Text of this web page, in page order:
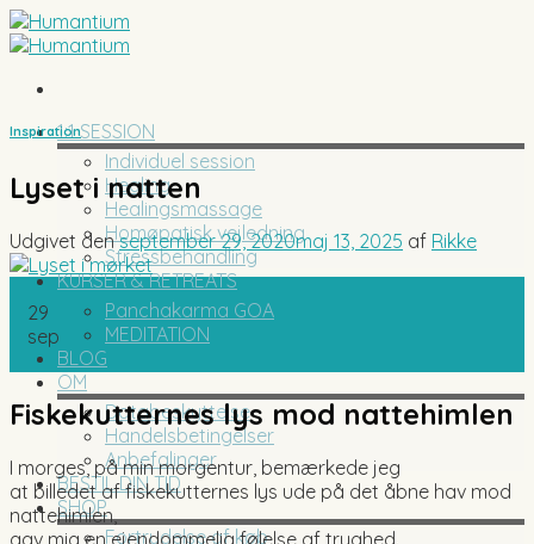
Skip
to
1:1 SESSION
Individuel session
Healing
Healingsmassage
Homøpatisk vejledning
Stressbehandling
KURSER & RETREATS
Panchakarma GOA
MEDITATION
BLOG
OM
Databeskyttelse
Handelsbetingelser
Anbefalinger
BESTIL DIN TID
SHOP
Fortrydelse af køb
Inspiration
Lyset i natten
Udgivet denseptember 29, 2020maj 13, 2025 af Rikke
29
sep
Fiskekutternes lys mod nattehimlen
I morges, på min morgentur, bemærkede jeg
at billedet af fiskekutternes lys ude på det åbne hav mod
nattehimlen,
gav mig en ejendommelig følelse af tryghed.